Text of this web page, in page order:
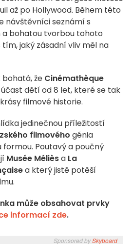
až po Hollywood. Během této
návštěvníci seznámí s
bohatou tvorbou tohoto
jaký zásadní vliv měl na
že Cinémathèque
dětí od 8 let, které se tak
filmové historie.
jedinečnou příležitostí
filmového génia
formou. Poutavý a poučný
Musée Mélièsa La
a který jistě potěší
může obsahovat prvky
informací zde.